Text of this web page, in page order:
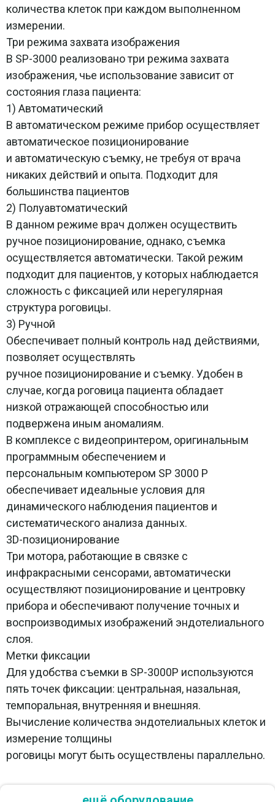
количества клеток при каждом выполненном
измерении.
Три режима захвата изображения
В SP-3000 реализовано три режима захвата
изображения, чье использование зависит от
состояния глаза пациента:
1) Автоматический
В автоматическом режиме прибор осуществляет
автоматическое позиционирование
и автоматическую съемку, не требуя от врача
никаких действий и опыта. Подходит для
большинства пациентов
2) Полуавтоматический
В данном режиме врач должен осуществить
ручное позиционирование, однако, съемка
осуществляется автоматически. Такой режим
подходит для пациентов, у которых наблюдается
сложность с фиксацией или нерегулярная
структура роговицы.
3) Ручной
Обеспечивает полный контроль над действиями,
позволяет осуществлять
ручное позиционирование и съемку. Удобен в
случае, когда роговица пациента обладает
низкой отражающей способностью или
подвержена иным аномалиям.
В комплексе с видеопринтером, оригинальным
программным обеспечением и
персональным компьютером SP 3000 P
обеспечивает идеальные условия для
динамического наблюдения пациентов и
систематического анализа данных.
3D-позиционирование
Три мотора, работающие в связке с
инфракрасными сенсорами, автоматически
осуществляют позиционирование и центровку
прибора и обеспечивают получение точных и
воспроизводимых изображений эндотелиального
слоя.
Метки фиксации
Для удобства съемки в SP-3000P используются
пять точек фиксации: центральная, назальная,
темпоральная, внутренняя и внешняя.
Вычисление количества эндотелиальных клеток и
измерение толщины
роговицы могут быть осуществлены параллельно.